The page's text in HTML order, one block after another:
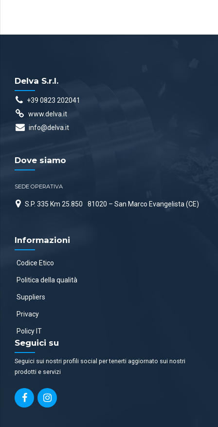
Delva S.r.l.
+39 0823 202041
www.delva.it
info@delva.it
Dove siamo
SEDE OPERATIVA
S.P. 335 Km 25.850 81020 – San Marco Evangelista (CE)
Informazioni
Codice Etico
Politica della qualità
Suppliers
Privacy
Policy IT
Seguici su
Seguici sui nostri profili social per tenerti aggiornato sui nostri
prodotti e servizi